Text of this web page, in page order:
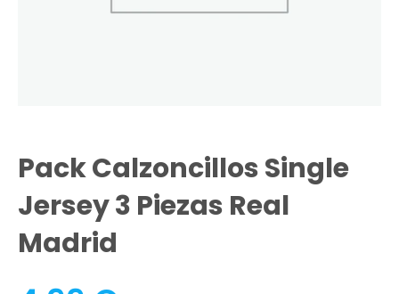
Pack Calzoncillos Single
Jersey 3 Piezas Real
Madrid